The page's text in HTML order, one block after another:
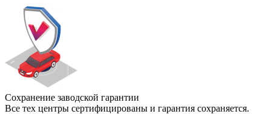
Сохранение заводской гарантии
Все тех центры сертифицированы и гарантия сохраняется.